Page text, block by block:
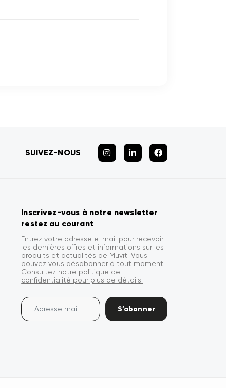
SUIVEZ-NOUS
Inscrivez-vous à notre newsletter
restez au courant
Entrez votre adresse e-mail pour recevoir
les dernières offres et informations sur les
produits et actualités de Muvit. Vous
pouvez vous désabonner à tout moment.
Consultez notre politique de
confidentialité pour plus de détails.
S’abonner